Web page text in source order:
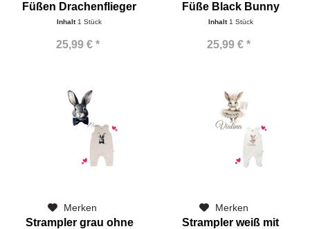
Füßen Drachenflieger
Bunny
Inhalt 1 Stück
25,99 € *
Füße Black Bunny
Inhalt 1 Stück
25,99 € *
Merken
Strampler grau ohne
Merken
Strampler weiß mit